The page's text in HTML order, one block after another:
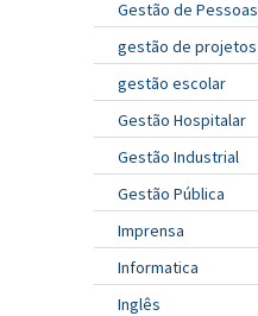
Gestão de Pessoas
gestão de projetos
gestão escolar
Gestão Hospitalar
Gestão Industrial
Gestão Pública
Imprensa
Informatica
Inglês